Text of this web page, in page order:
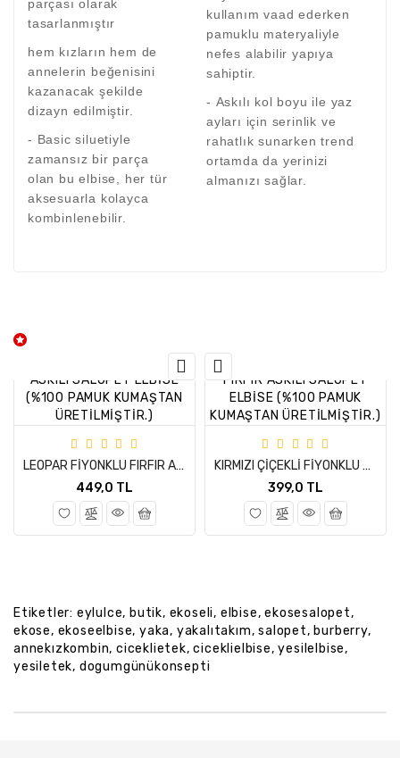
parçası olarak
tasarlanmıştır
hem kızların hem de
annelerin beğenisini
kazanacak şekilde
dizayn edilmiştir.
- Basic siluetiyle
zamansız bir parça
olan bu elbise, her tür
aksesuarla kolayca
kombinlenebilir.
kullanım vaad ederken
pamuklu materyaliyle
nefes alabilir yapıya
sahiptir.
- Askılı kol boyu ile yaz
ayları için serinlik ve
rahatlık sunarken trend
ortamda da yerinizi
almanızı sağlar.
LEOPAR FİYONKLU FIRFIR ASKILI SALOPET ELBİSE (%100 PAMUK KUMAŞTAN ÜRETİLMİŞTİR.)
449,0 TL
KIRMIZI ÇİÇEKLİ FİYONKLU FIRFIR ASKILI SALOPET ELBİSE (%100 PAMUK KUMAŞTAN ÜRETİLMİŞTİR.)
399,0 TL
Etiketler: eylulce, butik, ekoseli, elbise,ekosesalopet,
ekose, ekoseelbise,yaka, yakalıtakım,salopet, burberry,
annekızkombin,ciceklietek,ciceklielbise,yesilelbise,
yesiletek, dogumgünükonsepti